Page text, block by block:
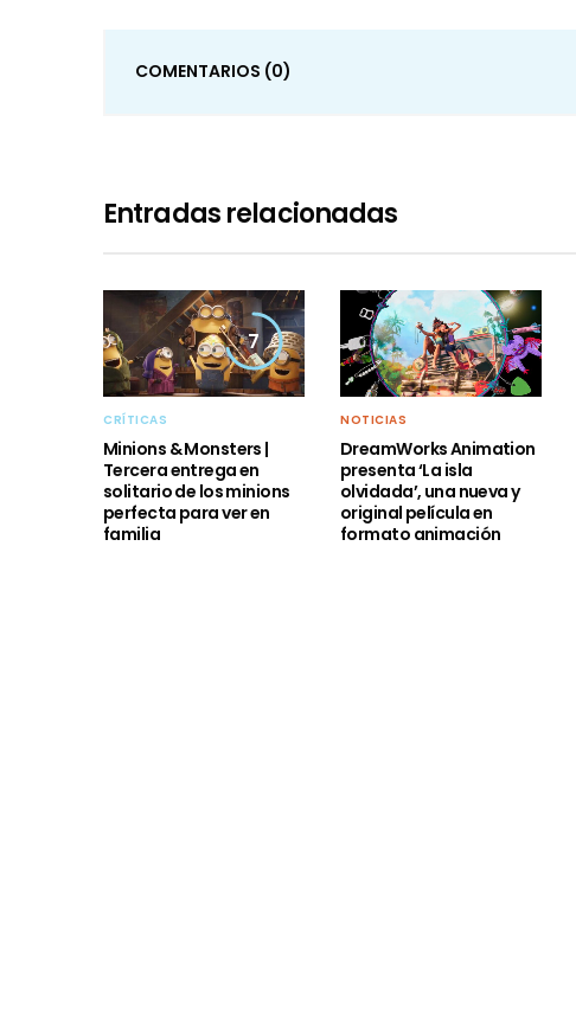
COMENTARIOS (0)
Entradas relacionadas
7
CRÍTICAS
Minions & Monsters |
Tercera entrega en
solitario de los minions
perfecta para ver en
familia
NOTICIAS
DreamWorks Animation
presenta ‘La isla
olvidada’, una nueva y
original película en
formato animación